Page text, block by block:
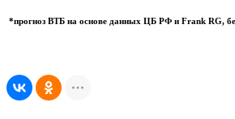
*прогноз ВТБ на основе данных ЦБ РФ и Frank RG,